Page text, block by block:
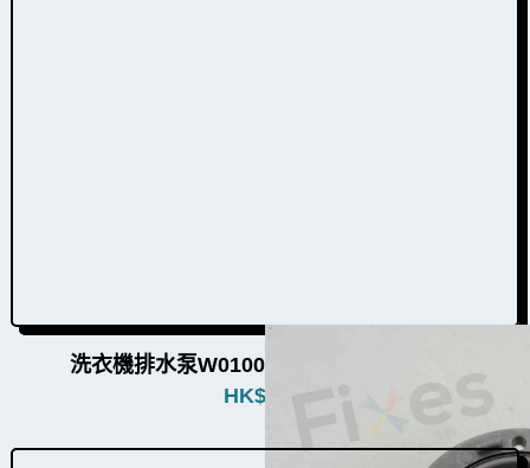
洗衣機排水泵W010001（86個品牌通用）
HK$